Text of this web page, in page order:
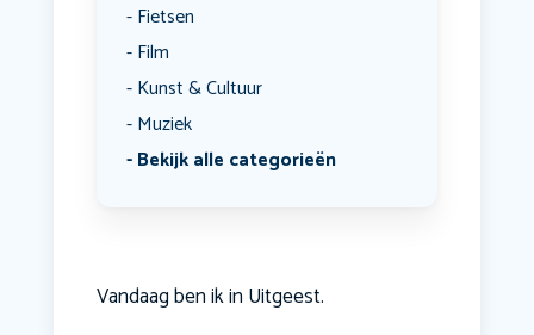
Fietsen
Film
Kunst & Cultuur
Muziek
Bekijk alle categorieën
Vandaag ben ik in Uitgeest.